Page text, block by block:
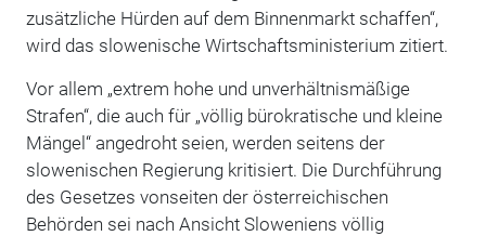
zusätzliche Hürden auf dem Binnenmarkt schaffen“,
wird das slowenische Wirtschaftsministerium zitiert.
Vor allem „extrem hohe und unverhältnismäßige
Strafen“, die auch für „völlig bürokratische und kleine
Mängel“ angedroht seien, werden seitens der
slowenischen Regierung kritisiert. Die Durchführung
des Gesetzes vonseiten der österreichischen
Behörden sei nach Ansicht Sloweniens völlig